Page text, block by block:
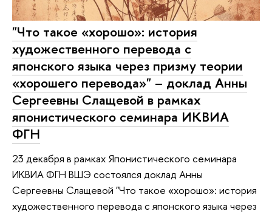
"Что такое «хорошо»: история
художественного перевода с
японского языка через призму теории
«хорошего перевода»" – доклад Анны
Сергеевны Слащевой в рамках
японистического семинара ИКВИА
ФГН
23 декабря в рамках Японистического семинара
ИКВИА ФГН ВШЭ состоялся доклад Анны
Сергеевны Слащевой "Что такое «хорошо»: история
художественного перевода с японского языка через